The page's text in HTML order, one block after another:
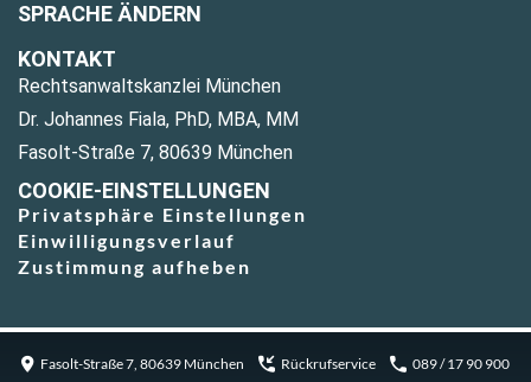
SPRACHE ÄNDERN
KONTAKT
Rechtsanwaltskanzlei München
Dr. Johannes Fiala, PhD, MBA, MM
Fasolt-Straße 7, 80639 München
COOKIE-EINSTELLUNGEN
Privatsphäre Einstellungen
Einwilligungsverlauf
Zustimmung aufheben
Fasolt-Straße 7, 80639 München Rückrufservice 089 / 17 90 900